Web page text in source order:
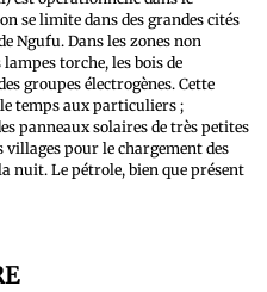
se limite dans des grandes cités
Ngufu. Dans les zones non
torche, les bois de
groupes électrogènes. Cette
temps aux particuliers ;
panneaux solaires de très petites
villages pour le chargement des
nuit. Le pétrole, bien que présent